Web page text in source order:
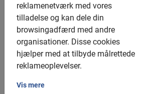
reklamenetværk med vores
tilladelse og kan dele din
browsingadfærd med andre
organisationer. Disse cookies
hjælper med at tilbyde målrettede
reklameoplevelser.
Vis mere
Undersøgelse blandt
rejsende: Cykling er